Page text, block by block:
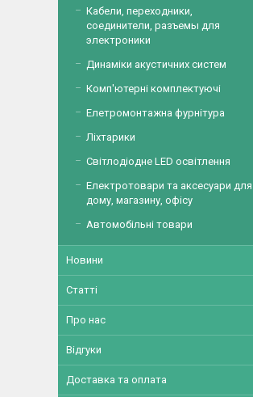
Кабели, переходники,
соединители, разъемы для
электроники
Динаміки акустичних систем
Комп'ютерні комплектуючі
Елетромонтажна фурнітура
Ліхтарики
Світлодіодне LED освітлення
Електротовари та аксесуари для
дому, магазину, офісу
Автомобільні товари
Новини
Статті
Про нас
Відгуки
Доставка та оплата